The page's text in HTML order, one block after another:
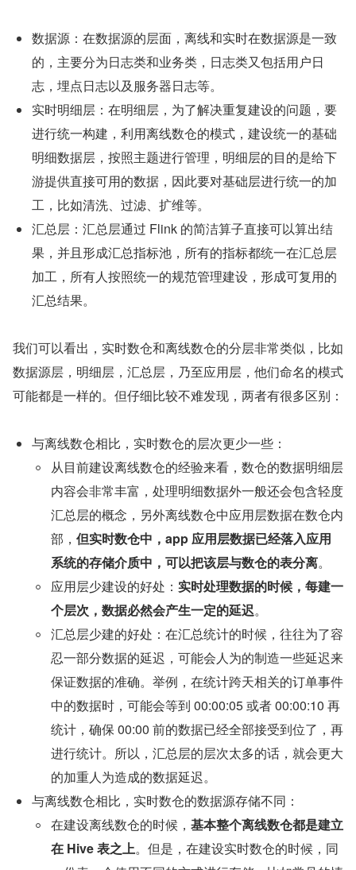
数据源：在数据源的层面，离线和实时在数据源是一致
的，主要分为日志类和业务类，日志类又包括用户日
志，埋点日志以及服务器日志等。
实时明细层：在明细层，为了解决重复建设的问题，要
进行统一构建，利用离线数仓的模式，建设统一的基础
明细数据层，按照主题进行管理，明细层的目的是给下
游提供直接可用的数据，因此要对基础层进行统一的加
工，比如清洗、过滤、扩维等。
汇总层：汇总层通过 Flink 的简洁算子直接可以算出结
果，并且形成汇总指标池，所有的指标都统一在汇总层
加工，所有人按照统一的规范管理建设，形成可复用的
汇总结果。
我们可以看出，实时数仓和离线数仓的分层非常类似，比如
数据源层，明细层，汇总层，乃至应用层，他们命名的模式
可能都是一样的。但仔细比较不难发现，两者有很多区别：
与离线数仓相比，实时数仓的层次更少一些：
从目前建设离线数仓的经验来看，数仓的数据明细层
内容会非常丰富，处理明细数据外一般还会包含轻度
汇总层的概念，另外离线数仓中应用层数据在数仓内
部， 但实时数仓中，app 应用层数据已经落入应用
系统的存储介质中，可以把该层与数仓的表分离。
应用层少建设的好处： 实时处理数据的时候，每建一
个层次，数据必然会产生一定的延迟。
汇总层少建的好处：在汇总统计的时候，往往为了容
忍一部分数据的延迟，可能会人为的制造一些延迟来
保证数据的准确。举例，在统计跨天相关的订单事件
中的数据时，可能会等到 00:00:05 或者 00:00:10 再
统计，确保 00:00 前的数据已经全部接受到位了，再
进行统计。所以，汇总层的层次太多的话，就会更大
的加重人为造成的数据延迟。
与离线数仓相比，实时数仓的数据源存储不同：
在建设离线数仓的时候， 基本整个离线数仓都是建立
在 Hive 表之上。但是，在建设实时数仓的时候，同